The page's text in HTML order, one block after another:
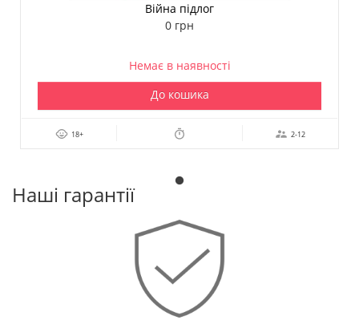
Війна підлог
0 грн
Немає в наявності
До кошика
18+ 2-12
Наші гарантії